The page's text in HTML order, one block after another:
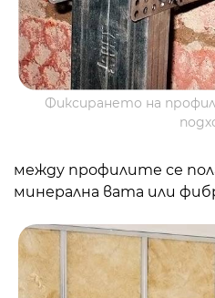
Фиксирането на
между профилите се
минерална вата или